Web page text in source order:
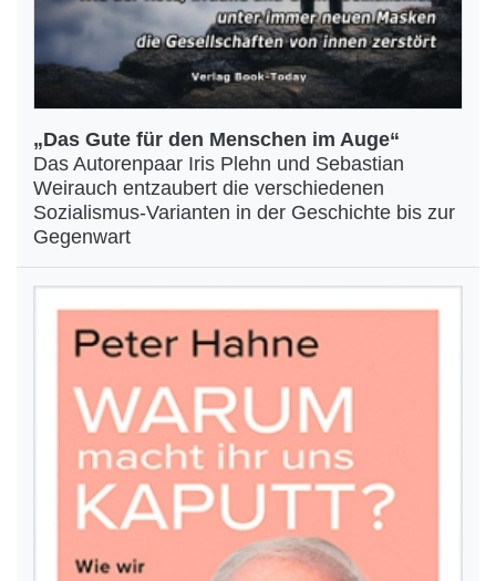
„Das Gute für den Menschen im Auge“
Das Autorenpaar Iris Plehn und Sebastian
Weirauch entzaubert die verschiedenen
Sozialismus-Varianten in der Geschichte bis zur
Gegenwart